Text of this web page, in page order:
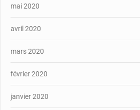
mai 2020
avril 2020
mars 2020
février 2020
janvier 2020